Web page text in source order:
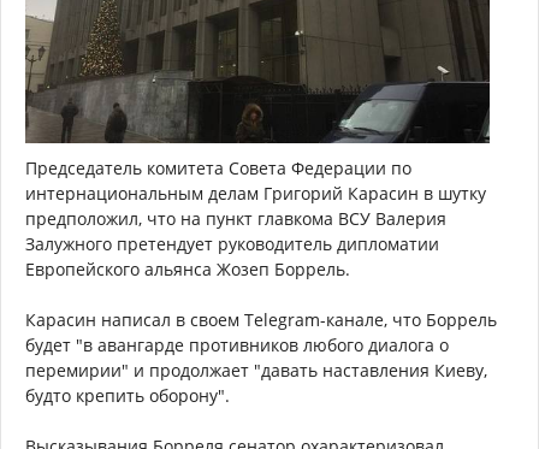
Председатель комитета Совета Федерации по
интернациональным делам Григорий Карасин в шутку
предположил, что на пункт главкома ВСУ Валерия
Залужного претендует руководитель дипломатии
Европейского альянса Жозеп Боррель.
Карасин написал в своем Telegram-канале, что Боррель
будет "в авангарде противников любого диалога о
перемирии" и продолжает "давать наставления Киеву,
будто крепить оборону".